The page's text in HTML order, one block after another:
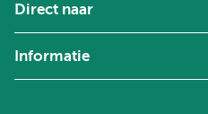
Direct naar
Informatie